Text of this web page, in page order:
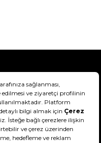
Bilgisi
& Koşullar